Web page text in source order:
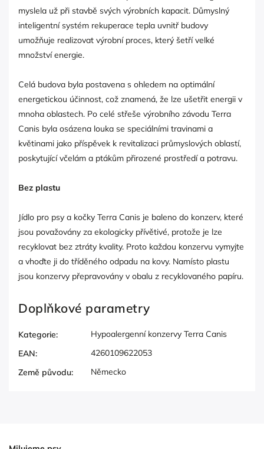
myslela už při stavbě svých výrobních kapacit. Důmyslný
inteligentní systém rekuperace tepla uvnitř budovy
umožňuje realizovat výrobní proces, který šetří velké
množství energie.
Celá budova byla postavena s ohledem na optimální
energetickou účinnost, což znamená, že lze ušetřit energii v
mnoha oblastech. Po celé střeše výrobního závodu Terra
Canis byla osázena louka se speciálními travinami a
květinami jako příspěvek k revitalizaci průmyslových oblastí,
poskytující včelám a ptákům přirozené prostředí a potravu.
Bez plastu
Jídlo pro psy a kočky Terra Canis je baleno do konzerv, které
jsou považovány za ekologicky přívětivé, protože je lze
recyklovat bez ztráty kvality. Proto každou konzervu vymyjte
a vhoďte ji do tříděného odpadu na kovy. Namísto plastu
jsou konzervy přepravovány v obalu z recyklovaného papíru.
Doplňkové parametry
Kategorie:
Hypoalergenní konzervy Terra Canis
EAN:
4260109622053
Země původu: Německo